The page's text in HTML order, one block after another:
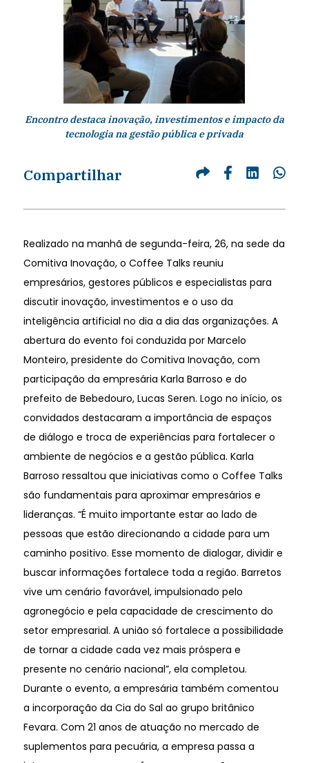
Encontro destaca inovação, investimentos e impacto da
tecnologia na gestão pública e privada
Compartilhar
Realizado na manhã de segunda-feira, 26, na sede da
Comitiva Inovação, o Coffee Talks reuniu
empresários, gestores públicos e especialistas para
discutir inovação, investimentos e o uso da
inteligência artificial no dia a dia das organizações. A
abertura do evento foi conduzida por Marcelo
Monteiro, presidente do Comitiva Inovação, com
participação da empresária Karla Barroso e do
prefeito de Bebedouro, Lucas Seren. Logo no início, os
convidados destacaram a importância de espaços
de diálogo e troca de experiências para fortalecer o
ambiente de negócios e a gestão pública. Karla
Barroso ressaltou que iniciativas como o Coffee Talks
são fundamentais para aproximar empresários e
lideranças. “É muito importante estar ao lado de
pessoas que estão direcionando a cidade para um
caminho positivo. Esse momento de dialogar, dividir e
buscar informações fortalece toda a região. Barretos
vive um cenário favorável, impulsionado pelo
agronegócio e pela capacidade de crescimento do
setor empresarial. A união só fortalece a possibilidade
de tornar a cidade cada vez mais próspera e
presente no cenário nacional”, ela completou.
Durante o evento, a empresária também comentou
a incorporação da Cia do Sal ao grupo britânico
Fevara. Com 21 anos de atuação no mercado de
suplementos para pecuária, a empresa passa a